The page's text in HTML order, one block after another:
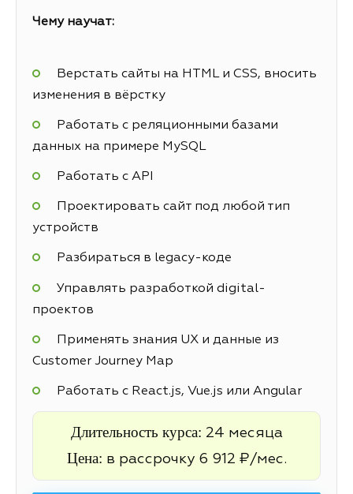
Чему научат:
Верстать сайты на HTML и CSS, вносить
изменения в вёрстку
Работать с реляционными базами
данных на примере MySQL
Работать с API
Проектировать сайт под любой тип
устройств
Разбираться в legacy-коде
Управлять разработкой digital-
проектов
Применять знания UX и данные из
Customer Journey Map
Работать с React.js, Vue.js или Angular
Длительность курса: 24 месяца
Цена: в рассрочку 6 912 ₽/мес.